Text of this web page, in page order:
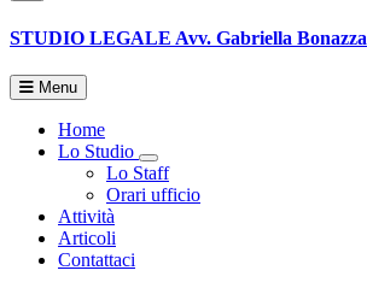
STUDIO LEGALE Avv. Gabriella Bonazza
Menu
Home
Lo Studio
Toggle Dropdown
Lo Staff
Orari ufficio
Attività
Articoli
Contattaci